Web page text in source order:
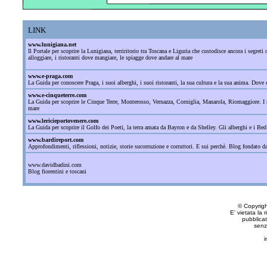
LINK
www.lunigiana.net
Il Portale per scoprire la Lunigiana, terriritorio tra Toscana e Liguria che custodisce ancora i
alloggiare, i ristoranti dove mangiare, le spiagge dove andare al mare
www.e-praga.com
La Guida per conoscere Praga, i suoi alberghi, i suoi ristoranti, la sua cultura e la sua anima.
www.e-cinqueterre.com
La Guida per scoprire le Cinque Terre, Monterosso, Vernazza, Corniglia, Manarola,
mare
www.lericieportovenere.com
La Guida per scoprire il Golfo dei Poeti, la terra amata da Bayron e da Shelley. Gli alberghi e i
www.bardireport.com
Approfondimenti, riflessioni, notizie, storie sucorruzione e corruttori. E sui perchè. Blog fondato
www.davidbadini.com
Blog fiorentini e toscani
©
E' vietata la